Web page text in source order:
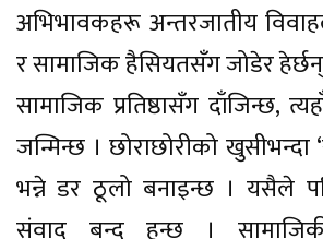
अभिभावकहरू अन्तरजातीय
र सामाजिक हैसियतसँग जोडेर
सामाजिक प्रतिष्ठासँग दाँजिन्छ,
जन्मिन्छ । छोराछोरीको
भन्ने डर ठूलो बनाइन्छ । यसैले